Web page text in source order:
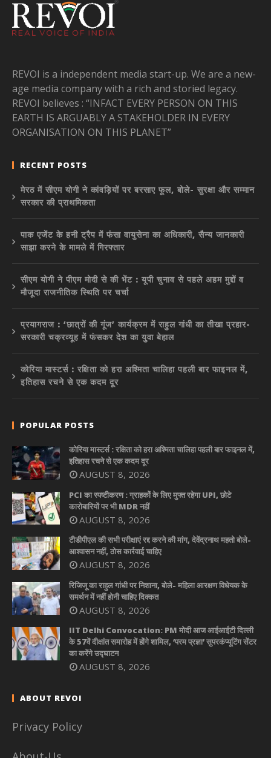
REVOI is a independent media start-up. We are a new-
age media company with a rich and storied legacy.
REVOI believes : “INFACT EVERY PERSON ON THIS
EARTH IS ARGUABLY A STAKEHOLDER IN EVERY
ORGANISATION ON THIS PLANET”
RECENT POSTS
मेरठ में सीएम योगी ने कांवड़ियों पर बरसाए फूल, बोले- सुरक्षा और सम्मान
सरकार की प्राथमिकता
पाक एजेंट के हनी ट्रैप में फंसा वायुसेना का अधिकारी, सैन्य जानकारी
साझा करने के मामले में गिरफ्तार
सीएम योगी ने पीएम मोदी से की भेंट : यूपी चुनाव से पहले अहम मुद्दों व
मौजूदा राजनीतिक स्थिति पर चर्चा
प्रयागराज : ‘छात्रों की गूंज’ कार्यक्रम में राहुल गांधी का तीखा प्रहार-
सरकारी चक्रव्यूह में फंसकर देश का युवा बेहाल
कोरिया मास्टर्स : रक्षिता को हरा अश्मिता चालिहा पहली बार फाइनल में,
इतिहास रचने से एक कदम दूर
POPULAR POSTS
कोरिया मास्टर्स : रक्षिता को हरा अश्मिता चालिहा पहली बार फाइनल में,
इतिहास रचने से एक कदम दूर
AUGUST 8, 2026
PCI का स्पष्टीकरण : ग्राहकों के लिए मुफ्त रहेगा UPI, छोटे
कारोबारियों पर भी MDR नहीं
AUGUST 8, 2026
टीडीपीएल की सभी परीक्षाएं रद्द करने की मांग, देवेंद्रनाथ महतो बोले-
आश्वासन नहीं, ठोस कार्रवाई चाहिए
AUGUST 8, 2026
रिजिजू का राहुल गांधी पर निशाना, बोले- महिला आरक्षण विधेयक के
समर्थन में नहीं होनी चाहिए दिक्कत
AUGUST 8, 2026
IIT Delhi Convocation: PM मोदी आज आईआईटी दिल्ली
के 57वें दीक्षांत समारोह में होंगे शामिल, ‘परम प्रज्ञा’ सुपरकंप्यूटिंग सेंटर
का करेंगे उद्घाटन
AUGUST 8, 2026
ABOUT REVOI
Privacy Policy